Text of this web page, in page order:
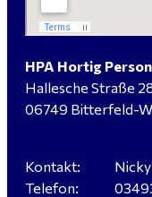
Hausmeister (m/
Sandersdorf-
für Dessau-Roßlau
HPA Hortig
Hallesche Straße
06749 Bitterfeld-
Kontakt:
Telefon: